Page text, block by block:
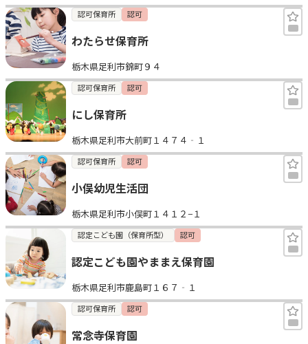
認可保育所 認可
わたらせ保育所
栃木県足利市錦町９４
認可保育所 認可
にし保育所
栃木県足利市大前町１４７４‐１
認可保育所 認可
小俣幼児生活団
栃木県足利市小俣町１４１２−１
認定こども園（保育所型） 認可
認定こども園やままえ保育園
栃木県足利市鹿島町１６７‐１
認可保育所 認可
常念寺保育園